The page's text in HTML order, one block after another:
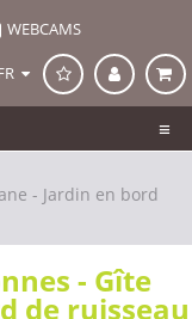
WEBCAMS
- Jardin en bord
- Gîte
de ruisseau